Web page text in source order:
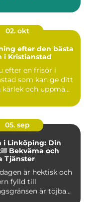
02. okt
efter den bästa
i Kristianstad
efter en frisör i
som kan ge ditt
kärlek och uppmä...
05. sep
i Linköping: Din
Bekväma och
Tjänster
är hektisk och
fylld till
är töjba...